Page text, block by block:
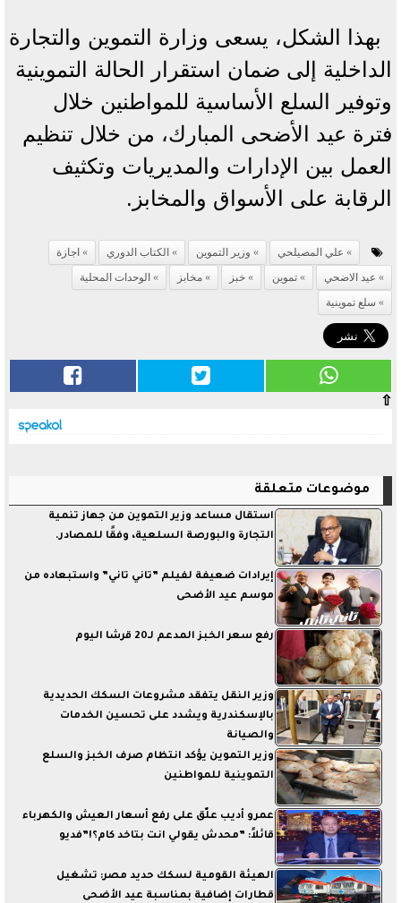
بهذا الشكل، يسعى وزارة التموين والتجارة
الداخلية إلى ضمان استقرار الحالة التموينية
وتوفير السلع الأساسية للمواطنين خلال
فترة عيد الأضحى المبارك، من خلال تنظيم
العمل بين الإدارات والمديريات وتكثيف
الرقابة على الأسواق والمخابز.
علي المصيلحي وزير التموين الكتاب الدوري
اجازة
عيد الاضحي
تموين خبز مخابز
الوحدات المحلية
سلع تموينية
⇧
موضوعات متعلقة
استقال مساعد وزير التموين من جهاز تنمية
التجارة والبورصة السلعية، وفقًا للمصادر.
إيرادات ضعيفة لفيلم ”تاني تاني” واستبعاده من
موسم عيد الأضحى
رفع سعر الخبز المدعم لـ20 قرشًا اليوم
وزير النقل يتفقد مشروعات السكك الحديدية
بالإسكندرية ويشدد على تحسين الخدمات
والصيانة
وزير التموين يؤكد انتظام صرف الخبز والسلع
التموينية للمواطنين
عمرو أديب علّق على رفع أسعار العيش والكهرباء
قائلاً: ”محدش يقولي انت بتاخد كام؟!”فديو
الهيئة القومية لسكك حديد مصر: تشغيل
قطارات إضافية بمناسبة عيد الأضحى